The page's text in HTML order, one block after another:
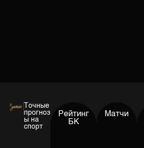
Точные
прогноз
ы на
спорт
Рейтинг
БК
Матчи